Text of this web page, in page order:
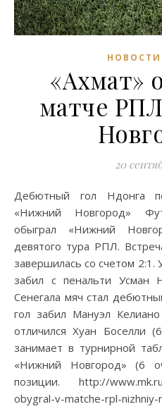
«Ахмат»
матче
20
Дебютный гол Ндонга помог «Ахмату» обыграть
«Нижний Новгород»
обыграл «Нижний
девятого тура РПЛ.
завершилась со счетом 2:1.
забил с пенальти Усман
Сенегала мяч стал
гол забил Мануэл
отличился Хуан Боселли
занимает в турнирной
«Нижний Новгород» (6
позиции. http://
obygral-v-matche-rpl-nizhniy-